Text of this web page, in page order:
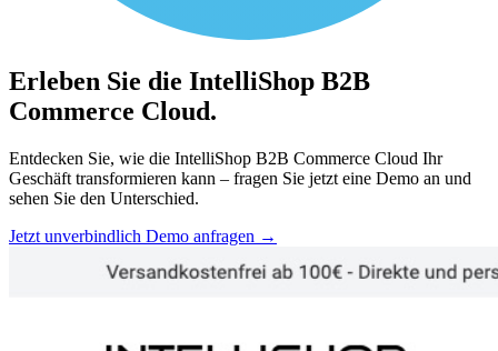
Erleben Sie die IntelliShop B2B
Commerce Cloud.
Entdecken Sie, wie die IntelliShop B2B Commerce Cloud Ihr
Geschäft transformieren kann – fragen Sie jetzt eine Demo an und
sehen Sie den Unterschied.
Jetzt unverbindlich Demo anfragen →